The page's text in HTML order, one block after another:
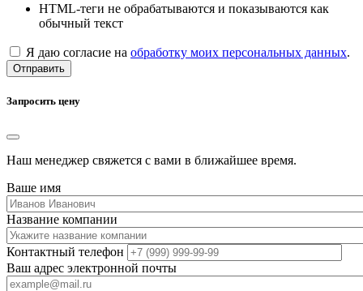
HTML-теги не обрабатываются и показываются как
обычный текст
Я даю согласие на обработку моих персональных данных.
Отправить
Запросить цену
Наш менеджер свяжется с вами в ближайшее время.
Ваше имя
Название компании
Контактный телефон
Ваш адрес электронной почты